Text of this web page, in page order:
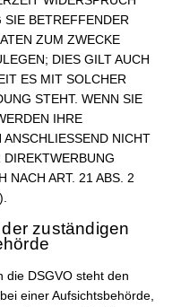
SIE BETREFFENDER
ZUM ZWECKE
DIES GILT AUCH
ES MIT SOLCHER
STEHT. WENN SIE
IHRE
ANSCHLIESSEND NICHT
NACH ART. 21 ABS. 2
zuständigen
die DSGVO steht den
einer Aufsichtsbehörde,